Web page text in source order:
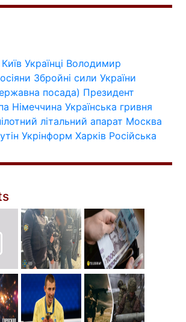
Київ Українці Володимир
Збройні сили України
посада) Президент
Німеччина Українська гривня
літальний апарат Москва
Укрінформ Харків Російська